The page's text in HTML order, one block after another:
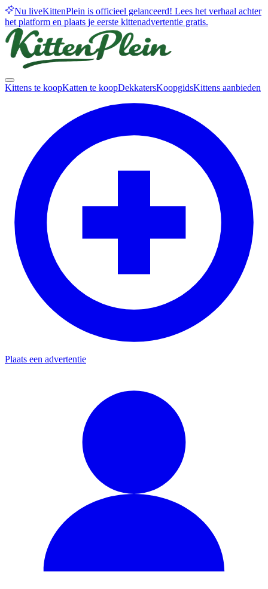
Nu liveKittenPlein is officieel gelanceerd! Lees het verhaal achter
het platform en plaats je eerste kittenadvertentie gratis.
Kittens te koopKatten te koopDekkatersKoopgidsKittens aanbieden
Plaats een advertentie